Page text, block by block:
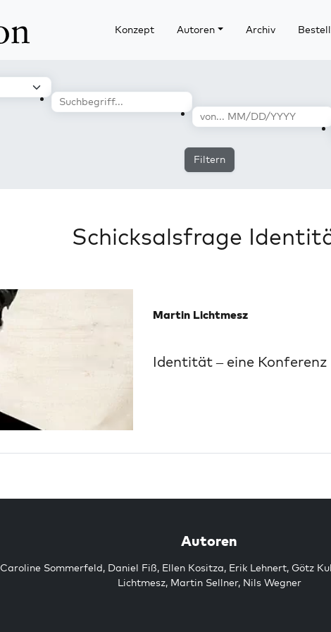
Konzept Autoren Archiv
Filtern
Schicksalsfrage
Martin Lichtmesz
Identität – eine Konferenz
Autoren
Caroline Sommerfeld, Daniel Fiß, Ellen Kositza, Erik Lehnert, Götz
Lichtmesz, Martin Sellner, Nils Wegner